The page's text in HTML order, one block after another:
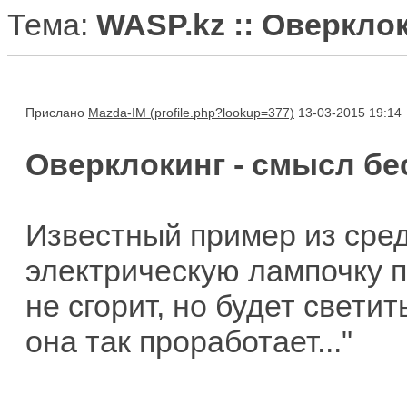
Тема: WASP.kz ::
Прислано Mazda-IM 13-03-2015 19:14
Оверклокинг - смысл
Известный пример из
электрическую лампочку
не сгорит, но будет
она так проработает..."